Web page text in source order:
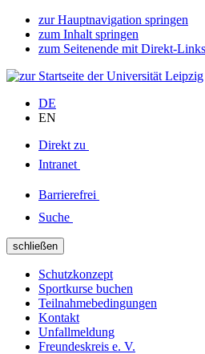
zur Hauptnavigation springen
zum Inhalt springen
zum Seitenende mit Direkt-
DE
EN
Direkt zu
Intranet
Barrierefrei
Suche
schließen
Schutzkonzept
Sportkurse buchen
Teilnahmebedingungen
Kontakt
Unfallmeldung
Freundeskreis e. V.